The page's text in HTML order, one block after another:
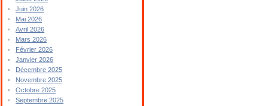
Juin 2026
Mai 2026
Avril 2026
Mars 2026
Février 2026
Janvier 2026
Décembre 2025
Novembre 2025
Octobre 2025
Septembre 2025